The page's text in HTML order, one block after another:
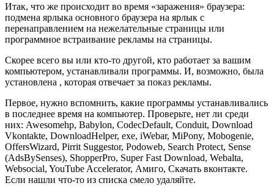
Итак, что же происходит во время «заражения» браузера:
подмена ярлыка основного браузера на ярлык с
перенаправлением на нежелательные страницы или
программное встраивание рекламы на страницы.
Скорее всего вы или кто-то другой, кто работает за вашим
компьютером, устанавливали программы. И, возможно, была
установлена , которая отвечает за показ рекламы.
Первое, нужно вспомнить, какие программы устанавливались
в последнее время на компьютер. Проверьте, нет ли среди
них: Awesomehp, Babylon, CodecDefault, Conduit, Download
Vkontakte, DownloadHelper, exe, iWebar, MiPony, Mobogenie,
OffersWizard, Pirrit Suggestor, Podoweb, Search Protect, Sense
(AdsBySenses), ShopperPro, Super Fast Download, Webalta,
Websocial, YouTube Accelerator, Амиго, Скачать вконтакте.
Если нашли что-то из списка смело удаляйте.